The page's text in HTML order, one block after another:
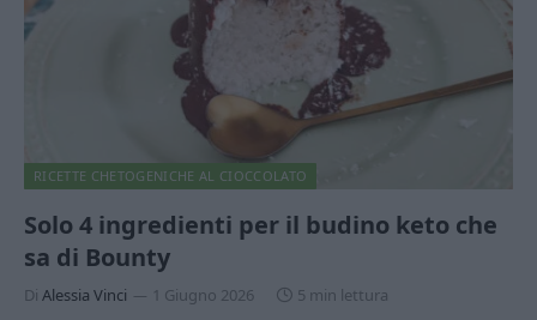
RICETTE CHETOGENICHE AL CIOCCOLATO
Solo 4 ingredienti per il budino keto che
sa di Bounty
Di Alessia Vinci 1 Giugno 2026
5 min lettura